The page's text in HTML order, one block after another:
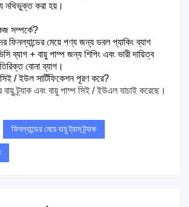
নথিভুক্ত করা হয়।
সম্পর্কে?
মেয়ে পণ্য জন্য ডবল প্যাকিং ব্যাগ
ব্যাগ + বায়ু পাম্প জন্য শিপিং এবং ভারী দায়িত্ব
বোনা ব্যাগ।
/ ইউল সার্টিফিকেশন পূরণ করে?
ট্র্যাক এবং বায়ু পাম্প সিই / ইউএল যাচাই করেছে।
ফিনল্যান্ডের মেয়ে বায়ু ট্রাম ট্র্যাক